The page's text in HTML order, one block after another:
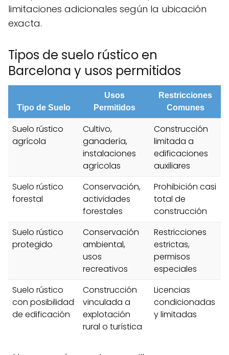
limitaciones adicionales según la ubicación
exacta.
Tipos de suelo rústico en
Barcelona y usos permitidos
Tipo de Suelo
Usos
Permitidos
Restricciones
Comunes
Suelo rústico
agrícola
Cultivo,
ganadería,
instalaciones
agrícolas
Construcción
limitada a
edificaciones
auxiliares
Suelo rústico
forestal
Conservación,
actividades
forestales
Prohibición casi
total de
construcción
Suelo rústico
protegido
Conservación
ambiental,
usos
recreativos
Restricciones
estrictas,
permisos
especiales
Suelo rústico
con posibilidad
de edificación
Construcción
vinculada a
explotación
rural o turística
Licencias
condicionadas
y limitadas